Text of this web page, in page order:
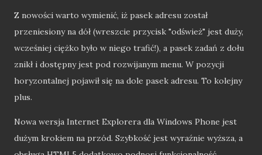
Z nowości warto wymienić, iż pasek adresu został
przeniesiony na dół (wreszcie przycisk "odśwież" jest duży,
wcześniej ciężko było w niego trafić!), a pasek zadań z dołu
znikł i dostępny jest pod rozwijanym menu. W pozycji
horyzontalnej pojawił się na dole pasek adresu. To kolejny
plus.
Nowa wersja Internet Explorera dla Windows Phone jest
dużym krokiem na przód. Szybkość jest wyraźnie wyższa, a